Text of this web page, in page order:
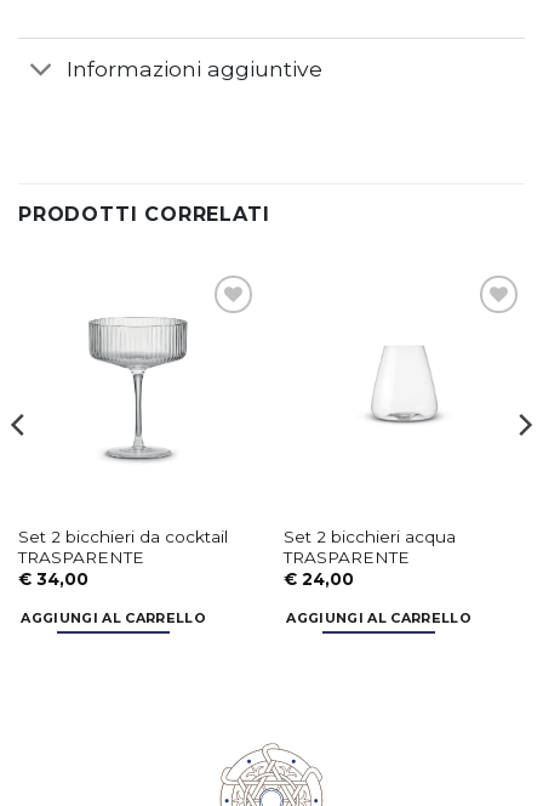
Informazioni aggiuntive
PRODOTTI CORRELATI
Aggiungi
Set 2 bicchieri da cocktail
TRASPARENTE
€34,00
AGGIUNGI AL CARRELLO
Set 2 bicchieri acqua
TRASPARENTE
€24,00
AGGIUNGI AL CARRELLO